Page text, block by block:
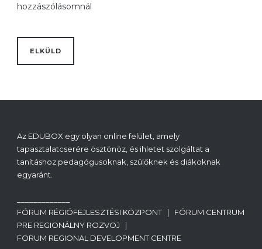
hozzászólásomnál
Az EDUBOX egy olyan online felület, amely
tapasztalatcserére ösztönöz, és ihletet szolgáltat a
tanításhoz pedagógusoknak, szülőknek és diákoknak
egyaránt.
FÓRUM RÉGIÓFEJLESZTÉSI KÖZPONT | FÓRUM CENTRUM
PRE REGIONÁLNY ROZVOJ |
FORUM REGIONAL DEVELOPMENT CENTRE